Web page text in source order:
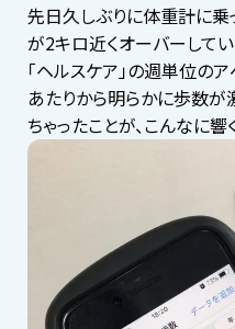
先日久しぶりに体重計に乗
が2キロ近くオーバーして
「ヘルスケア」の週単位の
あたりから明らかに歩数が
ちゃったことが、こんなに響